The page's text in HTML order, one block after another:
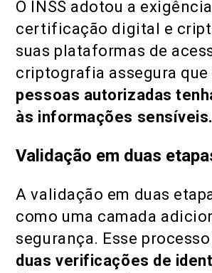
O INSS adotou a
certificação digital e
suas plataformas de
criptografia assegura que
pessoas autorizadas
às informações sensíveis.
Validação em duas
A validação em duas
como uma camada
segurança. Esse processo
duas verificações de